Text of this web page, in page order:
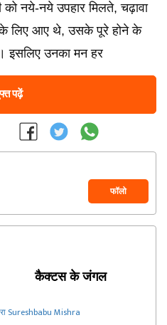
को नये-नये उपहार मिलते, चढ़ावा
के लिए आए थे, उसके पूरे होने के
इसलिए उनका मन हर
पढ़ें
फॉलो
कैक्टस के जंगल
Sureshbabu Mishra